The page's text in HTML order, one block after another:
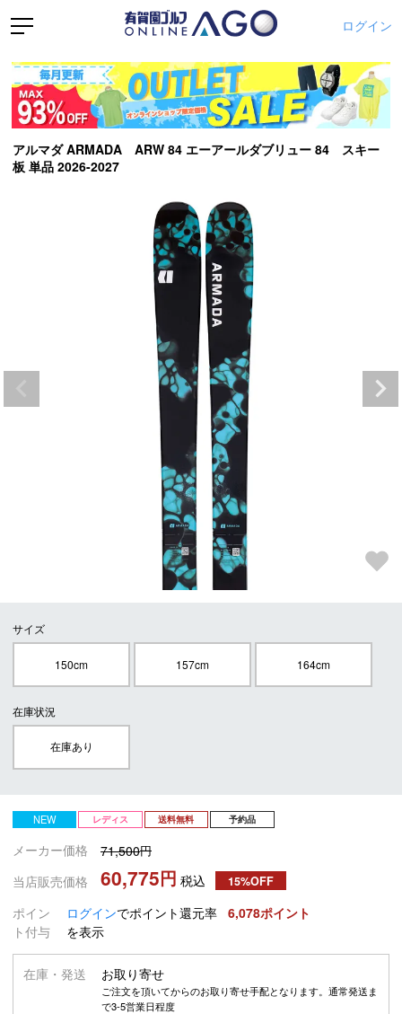
ログイン
アルマダ ARMADA ARW 84 エーアールダブリュー 84 スキー
板 単品 2026-2027
サイズ
150cm 157cm 164cm
在庫状況
在庫あり
NEW レディス 送料無料 予約品
メーカー価格
71,500
当店販売価格
60,775 税込 15%OFF
ポイン
ト付与
ログインでポイント還元率
を表示
6,078
在庫・発送 お取り寄せ
ご注文を頂いてからのお取り寄せ手配となります。通常発送ま
で3-5営業日程度